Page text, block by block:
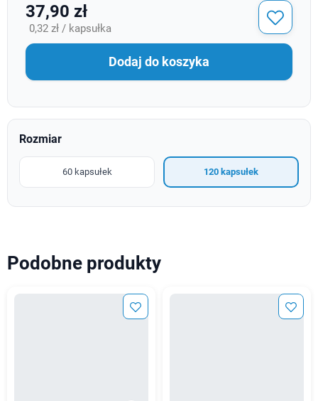
37,90 zł
0,32 zł / kapsułka
Dodaj do koszyka
Rozmiar
60 kapsułek 120 kapsułek
Podobne produkty